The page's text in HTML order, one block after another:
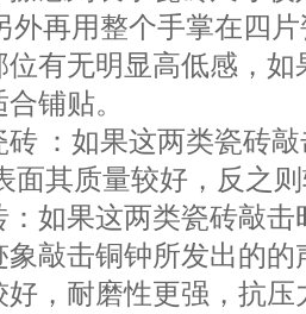
外再用整个手掌在四
有无明显高低感，
铺贴。
：如果这两类瓷砖
面其质量较好，反之
如果这两类瓷砖敲
象敲击铜钟所发出的
，耐磨性更强，抗